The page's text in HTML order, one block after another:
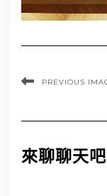
PREVIOUS
來聊聊天吧